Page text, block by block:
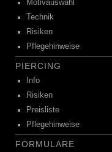
Motivauswahl
Technik
Risiken
Pflegehinweise
PIERCING
Info
Risiken
Preisliste
Pflegehinweise
FORMULARE